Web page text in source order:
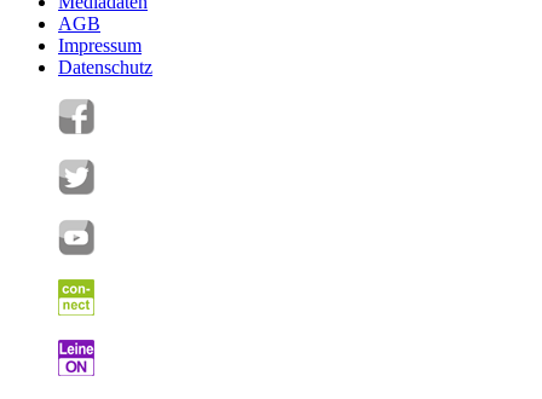
AGB
Impressum
Datenschutz